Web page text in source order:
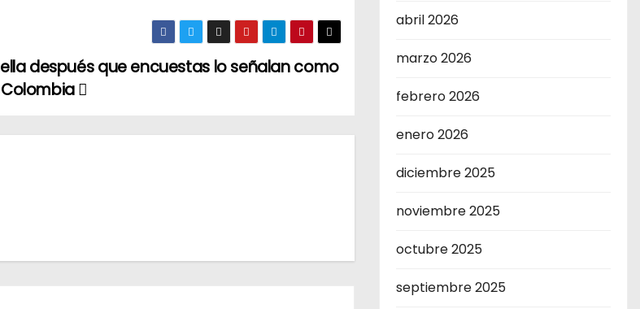
después que encuestas lo señalan como
abril 2026
marzo 2026
febrero 2026
enero 2026
diciembre 2025
noviembre 2025
octubre 2025
septiembre 2025